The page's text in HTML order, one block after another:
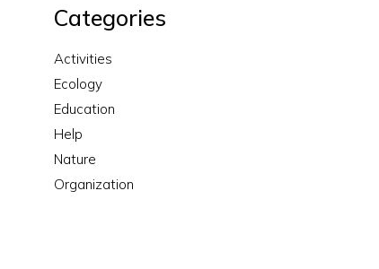
Categories
Activities
Ecology
Education
Help
Nature
Organization